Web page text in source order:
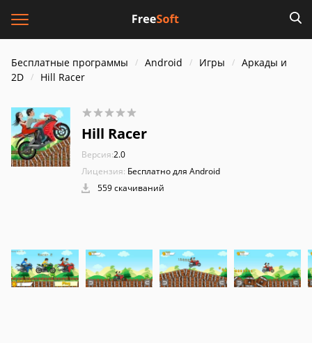
Бесплатные программы Android Игры
Аркады и
2D
Hill Racer
Hill Racer
Версия:2.0
Лицензия: Бесплатно для Android
559 скачиваний